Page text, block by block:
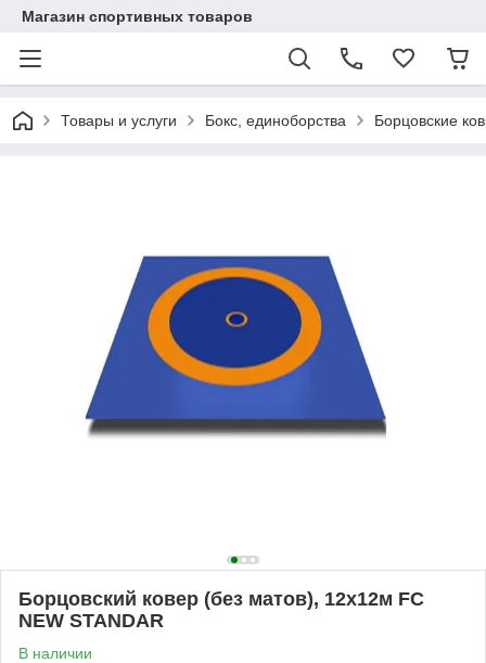
Магазин спортивных товаров
Товары и услуги Бокс, единоборства Борцовские
Борцовский ковер (без матов), 12х12м FC
NEW STANDAR
В наличии